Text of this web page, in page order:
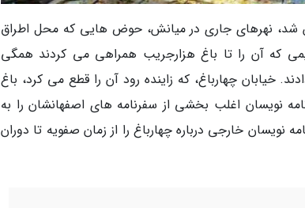
شد، نهرهای جاری در میانش، حوض هایی که محل اطراق
که آن را تا باغ هزارجریب همراهی می کردند همگی
چهارباغ، که زاینده رود آن را قطع می کرد، باغ
نویسان اغلب بخشی از سفرنامه های اصفهانشان را به
خارجی درباره چهارباغ را از زمان صفویه تا دوران